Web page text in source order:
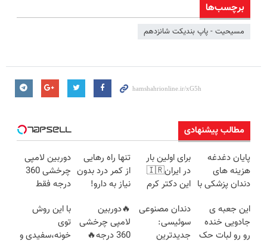
برچسب‌ها
مسیحیت - پاپ بندیکت شانزدهم
مطالب پیشنهادی
پایان دغدغه
هزینه های
دندان پزشکی با
کننده خانگی
برای اولین بار
در ایران🇮🇷
این دکتر کرم
روزه ساخت!
تنها راه رهایی
از کمر درد بدون
نیاز به دارو!
دوربین لامپی
چرخشی 360
درجه فقط
🔥 پرداخت
درب منزل
این جعبه ی
جادویی خنده
رو رو لبات حک
دندان مصنوعی
سوئیسی:
جدیدترین
🔥دوربین
لامپی چرخشی
360 درجه🔥
با این روش
توی
خونه،سفیدی و